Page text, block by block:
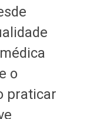
o
praticar